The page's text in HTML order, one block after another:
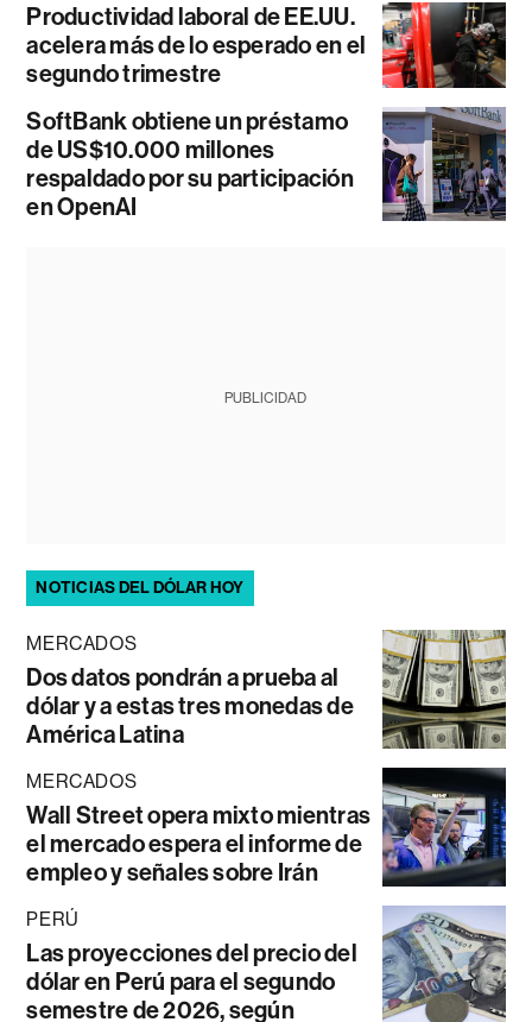
Productividad laboral de EE.UU.
acelera más de lo esperado en el
segundo trimestre
SoftBank obtiene un préstamo
de US$10.000 millones
respaldado por su participación
en OpenAI
PUBLICIDAD
NOTICIAS DEL DÓLAR HOY
MERCADOS
Dos datos pondrán a prueba al
dólar y a estas tres monedas de
América Latina
MERCADOS
Wall Street opera mixto mientras
el mercado espera el informe de
empleo y señales sobre Irán
PERÚ
Las proyecciones del precio del
dólar en Perú para el segundo
semestre de 2026, según